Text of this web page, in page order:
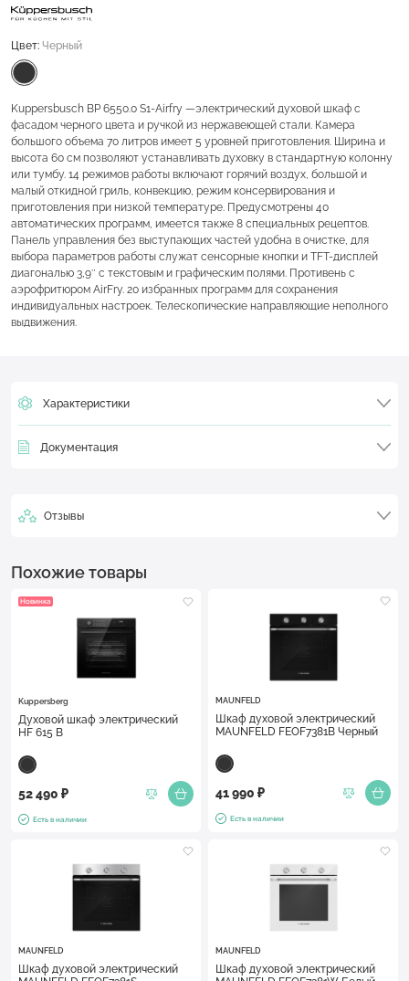
Цвет: Черный
Kuppersbusch BP 6550.0 S1-Airfry —электрический духовой шкаф с
фасадом черного цвета и ручкой из нержавеющей стали. Камера
большого объема 70 литров имеет 5 уровней приготовления. Ширина и
высота 60 см позволяют устанавливать духовку в стандартную колонну
или тумбу. 14 режимов работы включают горячий воздух, большой и
малый откидной гриль, конвекцию, режим консервирования и
приготовления при низкой температуре. Предусмотрены 40
автоматических программ, имеется также 8 специальных рецептов.
Панель управления без выступающих частей удобна в очистке, для
выбора параметров работы служат сенсорные кнопки и TFT-дисплей
диагональю 3,9″ с текстовым и графическим полями. Противень с
аэрофритюром AirFry. 20 избранных программ для сохранения
индивидуальных настроек. Телескопические направляющие неполного
выдвижения.
Характеристики
Документация
Отзывы
Похожие товары
Новинка
Kuppersberg
Духовой шкаф электрический
HF 615 B
52 490 ₽
Есть в наличии
MAUNFELD
Шкаф духовой электрический
MAUNFELD FEOF7381B Черный
41 990 ₽
Есть в наличии
MAUNFELD
Шкаф духовой электрический
MAUNFELD
Шкаф духовой электрический